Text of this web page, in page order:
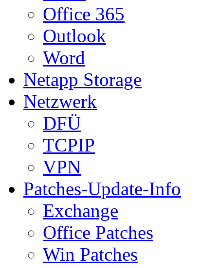
Office 365
Outlook
Word
Netapp Storage
Netzwerk
DFÜ
TCPIP
VPN
Patches-Update-Info
Exchange
Office Patches
Win Patches